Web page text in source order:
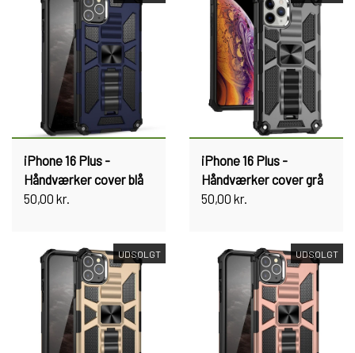
iPhone 16 Plus -
Håndværker cover blå
50,00 kr.
iPhone 16 Plus -
Håndværker cover grå
50,00 kr.
UDSOLGT UDSOLGT